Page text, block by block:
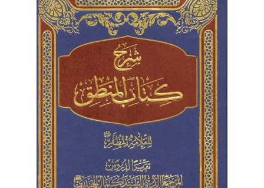
برگه نمونه
تماس با ما
ثبت شکایات
حساب کاربری من